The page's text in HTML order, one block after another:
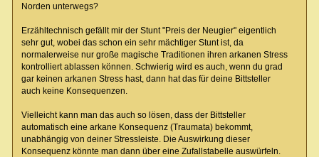
Norden unterwegs?
Erzähltechnisch gefällt mir der Stunt "Preis der Neugier" eigentlich
sehr gut, wobei das schon ein sehr mächtiger Stunt ist, da
normalerweise nur große magische Traditionen ihren arkanen Stress
kontrolliert ablassen können. Schwierig wird es auch, wenn du grad
gar keinen arkanen Stress hast, dann hat das für deine Bittsteller
auch keine Konsequenzen.
Vielleicht kann man das auch so lösen, dass der Bittsteller
automatisch eine arkane Konsequenz (Traumata) bekommt,
unabhängig von deiner Stressleiste. Die Auswirkung dieser
Konsequenz könnte man dann über eine Zufallstabelle auswürfeln.